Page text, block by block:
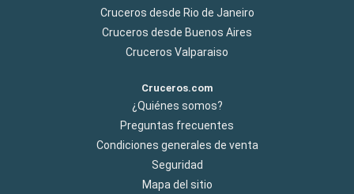
Cruceros desde Rio de Janeiro
Cruceros desde Buenos Aires
Cruceros Valparaiso
Cruceros.com
¿Quiénes somos?
Preguntas frecuentes
Condiciones generales de venta
Seguridad
Mapa del sitio